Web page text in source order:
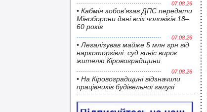
07.08.26
• Кабмін зобов’язав ДПС передати
Міноборони дані всіх чоловіків 18–
60 років
07.08.26
• Легалізував майже 5 млн грн від
наркоторгівлі: суд виніс вирок
жителю Кіровоградщини
07.08.26
• На Кіровоградщині відзначили
працівників будівельної галузі